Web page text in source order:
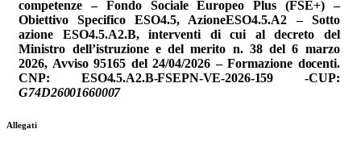
competenze – Fondo Sociale Europeo Plus (FSE+) –
Obiettivo Specifico ESO4.5, AzioneESO4.5.A2 – Sotto
azione ESO4.5.A2.B, interventi di cui al decreto del
Ministro dell’istruzione e del merito n. 38 del 6 marzo
2026, Avviso 95165 del 24/04/2026 – Formazione docenti.
CNP: ESO4.5.A2.B-FSEPN-VE-2026-159 -CUP:
G74D26001660007
Allegati